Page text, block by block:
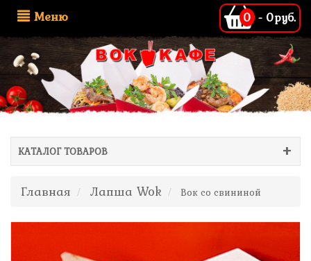
Меню 0 - 0руб.
КАТАЛОГ ТОВАРОВ
Главная Лапша Wok Вок со свининой